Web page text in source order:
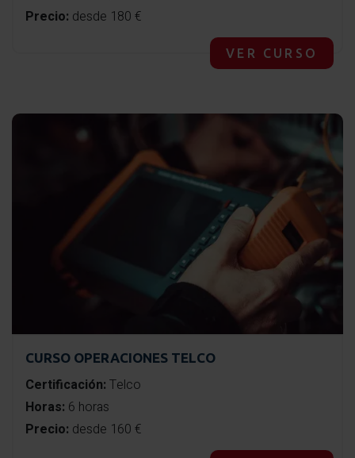
Precio: desde 180 €
VER CURSO
CURSO OPERACIONES TELCO
Certificación: Telco
Horas: 6 horas
Precio: desde 160 €